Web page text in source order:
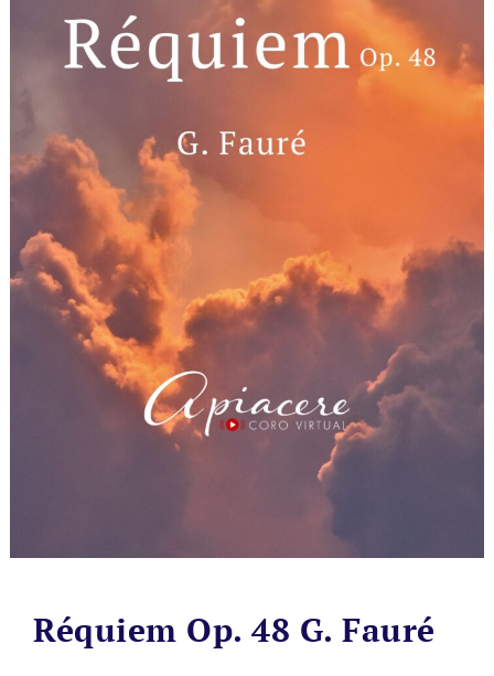
Réquiem Op. 48 G. Fauré